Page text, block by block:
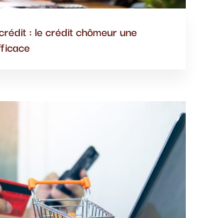
: le crédit chômeur une